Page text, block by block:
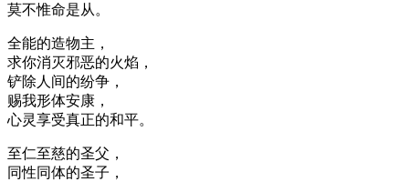
莫不惟命是从。
全能的造物主，
求你消灭邪恶的火焰，
铲除人间的纷争，
赐我形体安康，
心灵享受真正的和平。
至仁至慈的圣父，
同性同体的圣子，